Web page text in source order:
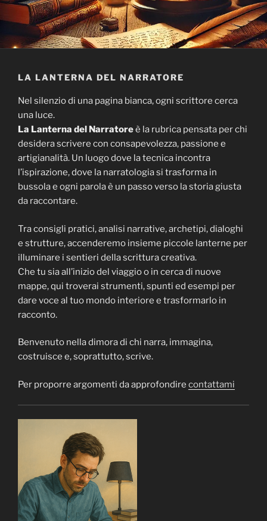
LA LANTERNA DEL NARRATORE
Nel silenzio di una pagina bianca, ogni scrittore cerca
una luce.
La Lanterna del Narratoreè la rubrica pensata per chi
desidera scrivere con consapevolezza, passione e
artigianalità. Un luogo dove la tecnica incontra
l’ispirazione, dove la narratologia si trasforma in
bussola e ogni parola è un passo verso la storia giusta
da raccontare.
Tra consigli pratici, analisi narrative, archetipi, dialoghi
e strutture, accenderemo insieme piccole lanterne per
illuminare i sentieri della scrittura creativa.
Che tu sia all’inizio del viaggio o in cerca di nuove
mappe, qui troverai strumenti, spunti ed esempi per
dare voce al tuo mondo interiore e trasformarlo in
racconto.
Benvenuto nella dimora di chi narra, immagina,
costruisce e, soprattutto, scrive.
Per proporre argomenti da approfondire contattami